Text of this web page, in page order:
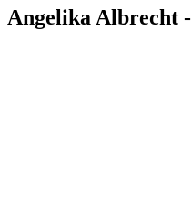
Angelika Albrecht -